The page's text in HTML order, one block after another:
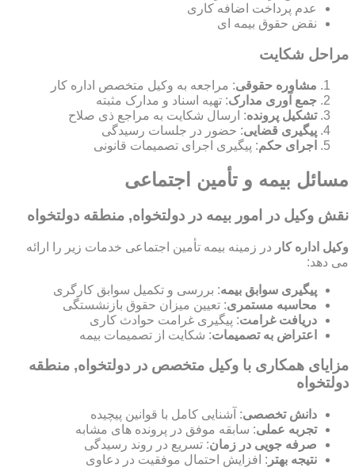
عدم پرداخت اضافه کاری
نقض حقوق بیمه ای
مراحل شکایت
مشاوره حقوقی: مراجعه به وکیل متخصص اداره کار
جمع آوری مدارک: تهیه اسناد و مدارک مثبته
تشکیل پرونده: ارسال شکایت به مراجع ذی صلاح
پیگیری قضایی: حضور در جلسات رسیدگی
اجرای حکم: پیگیری اجرای تصمیمات قانونی
مسائل بیمه و تأمین اجتماعی
نقش وکیل در امور بیمه در دولتخواه, منطقه دولتخواه
وکیل اداره کار در زمینه بیمه تأمین اجتماعی خدمات زیر را ارائه
می دهد:
پیگیری سوابق بیمه: بررسی و تکمیل سوابق کارگری
محاسبه مستمری: تعیین میزان حقوق بازنشستگی
دریافت غرامت: پیگیری غرامت حوادث کاری
اعتراض به تصمیمات: شکایت از تصمیمات بیمه
مزایای همکاری با وکیل متخصص در دولتخواه, منطقه
دولتخواه
دانش تخصصی: آشنایی کامل با قوانین پیچیده
تجربه عملی: سابقه موفق در پرونده های مشابه
صرفه جویی در زمان: تسریع در روند رسیدگی
نتیجه بهتر : افزایش احتمال موفقیت در دعاوی